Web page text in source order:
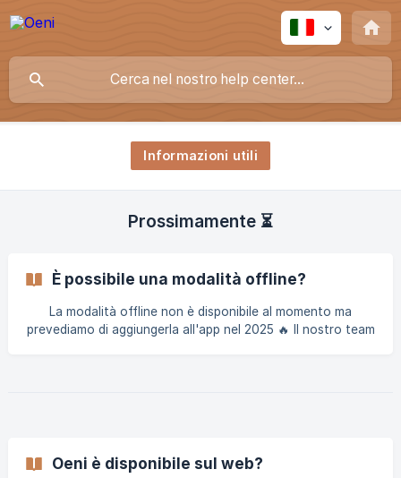
Informazioni utili
Prossimamente ⏳
È possibile una modalità offline?
La modalità offline non è disponibile al momento ma
prevediamo di aggiungerla all'app nel 2025 🔥 Il nostro team
Oeni è disponibile sul web?